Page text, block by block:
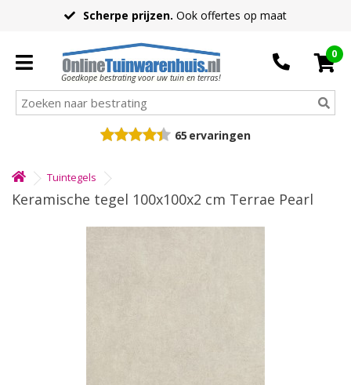
Scherpe prijzen. Ook offertes op maat
Goedkope bestrating voor uw tuin en terras!
0
65 ervaringen
Tuintegels
Keramische tegel 100x100x2 cm Terrae Pearl